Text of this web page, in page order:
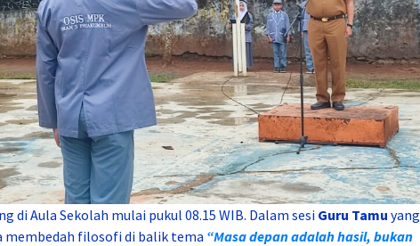
di Aula Sekolah mulai pukul 08.15 WIB. Dalam sesi Guru Tamu yang
filosofi di balik tema “Masa depan adalah hasil, bukan